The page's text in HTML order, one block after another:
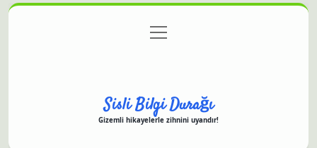
Gizlilik Politikası
menüyü
aç
Sisli Bilgi Durağı
Gizemli hikayelerle zihnini uyandır!